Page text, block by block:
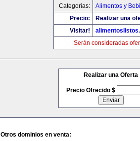
Categorias:
Alimentos y
Precio:
Realizar una
Visitar!
Serán consideradas
Realizar una Oferta
Precio Ofrecido $
Otros dominios en venta: